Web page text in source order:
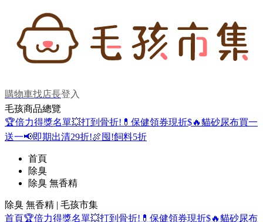
購物車找店長登入
毛孩商品總覽
🏆倍力得獎名單💥打到骨折! 💊保健領券現折$🔥貓砂尿布買一
送一📢即期出清29折!🍖囤!飼料5折
首頁
除臭
除臭 無香精
除臭 無香精 | 毛孩市集
首頁🏆倍力得獎名單💥打到骨折! 💊保健領券現折$🔥貓砂尿布